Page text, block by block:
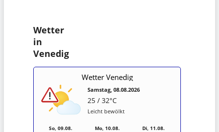
Wetter
in
Venedig
Wetter Venedig
Samstag, 08.08.2026
25 / 32°C
Leicht bewölkt
So, 09.08. Mo, 10.08. Di, 11.08.